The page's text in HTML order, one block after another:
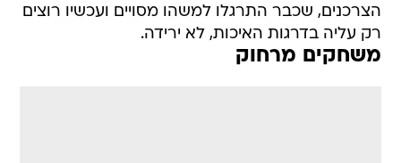
הצרכנים, שכבר התרגלו למשהו מסויים ועכשיו רוצים
רק עליה בדרגות האיכות, לא ירידה.
משחקים מרחוק